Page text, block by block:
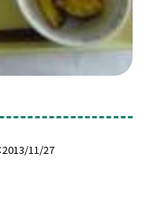
2013/11/27